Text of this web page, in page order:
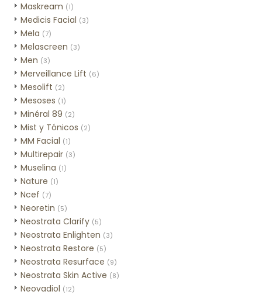
Maskream (1)
Medicis Facial (3)
Mela (7)
Melascreen (3)
Men (3)
Merveillance Lift (6)
Mesolift (2)
Mesoses (1)
Minéral 89 (2)
Mist y Tónicos (2)
MM Facial (1)
Multirepair (3)
Muselina (1)
Nature (1)
Ncef (7)
Neoretin (5)
Neostrata Clarify (5)
Neostrata Enlighten (3)
Neostrata Restore (5)
Neostrata Resurface (9)
Neostrata Skin Active (8)
Neovadiol (12)